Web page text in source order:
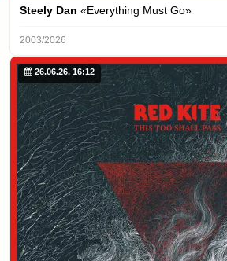
Steely Dan «Everything Must Go»
2003/2026
26.06.26, 16:12